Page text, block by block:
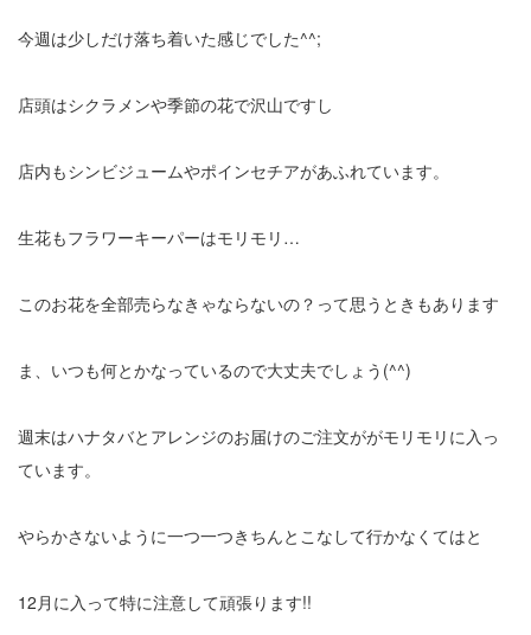
今週は少しだけ落ち着いた感じでした^^;
店頭はシクラメンや季節の花で沢山ですし
店内もシンビジュームやポインセチアがあふれています。
生花もフラワーキーパーはモリモリ…
このお花を全部売らなきゃならないの？って思うときもあります
ま、いつも何とかなっているので大丈夫でしょう(^^)
週末はハナタバとアレンジのお届けのご注文ががモリモリに入っ
ています。
やらかさないように一つ一つきちんとこなして行かなくてはと
12月に入って特に注意して頑張ります!!